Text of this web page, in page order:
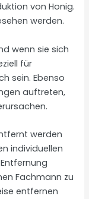
von Honig.
werden.
wenn sie sich
für
sein. Ebenso
auftreten,
werden
individuellen
Fachmann zu
entfernen